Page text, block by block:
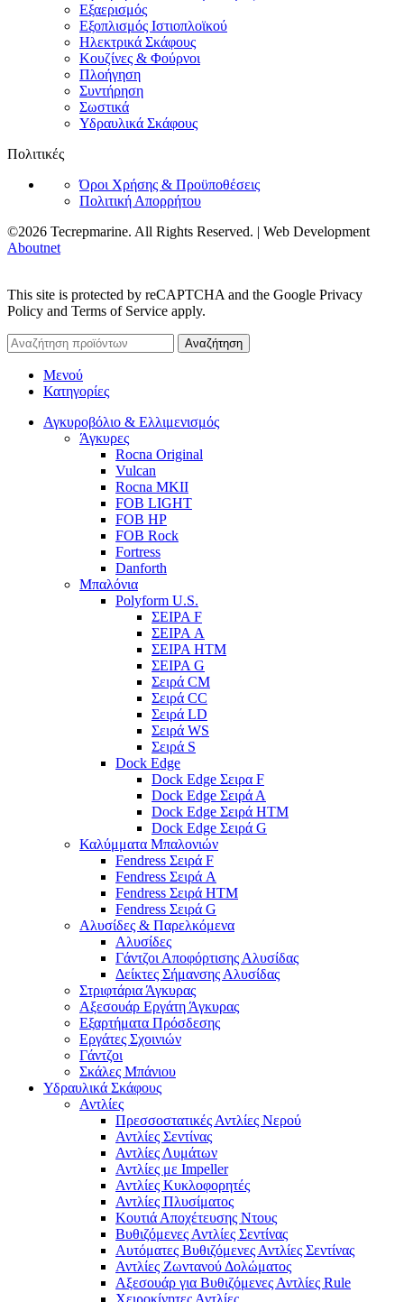
Εξαερισμός
Εξοπλισμός Ιστιοπλοϊκού
Ηλεκτρικά Σκάφους
Κουζίνες & Φούρνοι
Πλοήγηση
Συντήρηση
Σωστικά
Υδραυλικά Σκάφους
Πολιτικές
Όροι Χρήσης & Προϋποθέσεις
Πολιτική Απορρήτου
©2026 Tecrepmarine. All Rights Reserved. | Web Development
Aboutnet
This site is protected by reCAPTCHA and the Google Privacy
Policy and Terms of Service apply.
Αναζήτηση
Μενού
Κατηγορίες
Αγκυροβόλιο & Ελλιμενισμός
Άγκυρες
Rocna Original
Vulcan
Rocna MKII
FOB LIGHT
FOB HP
FOB Rock
Fortress
Danforth
Μπαλόνια
Polyform U.S.
ΣΕΙΡΑ F
ΣΕΙΡΑ A
ΣΕΙΡΑ HTM
ΣΕΙΡΑ G
Σειρά CM
Σειρά CC
Σειρά LD
Σειρά WS
Σειρά S
Dock Edge
Dock Edge Σειρα F
Dock Edge Σειρά Α
Dock Edge Σειρά HTM
Dock Edge Σειρά G
Καλύμματα Μπαλονιών
Fendress Σειρά F
Fendress Σειρά A
Fendress Σειρά HTM
Fendress Σειρά G
Αλυσίδες & Παρελκόμενα
Αλυσίδες
Γάντζοι Αποφόρτισης Αλυσίδας
Δείκτες Σήμανσης Αλυσίδας
Στριφτάρια Άγκυρας
Αξεσουάρ Εργάτη Άγκυρας
Εξαρτήματα Πρόσδεσης
Εργάτες Σχοινιών
Γάντζοι
Σκάλες Μπάνιου
Υδραυλικά Σκάφους
Αντλίες
Πρεσσοστατικές Αντλίες Νερού
Αντλίες Σεντίνας
Αντλίες Λυμάτων
Αντλίες με Impeller
Αντλίες Κυκλοφορητές
Αντλίες Πλυσίματος
Κουτιά Αποχέτευσης Ντους
Βυθιζόμενες Αντλίες Σεντίνας
Αυτόματες Βυθιζόμενες Αντλίες Σεντίνας
Αντλίες Ζωντανού Δολώματος
Αξεσουάρ για Βυθιζόμενες Αντλίες Rule
Χειροκίνητες Αντλίες